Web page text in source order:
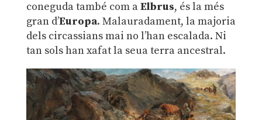
coneguda també com aElbrus, és la més
gran d’Europa. Malauradament, la majoria
dels circassians mai no l’han escalada. Ni
tan sols han xafat la seua terra ancestral.